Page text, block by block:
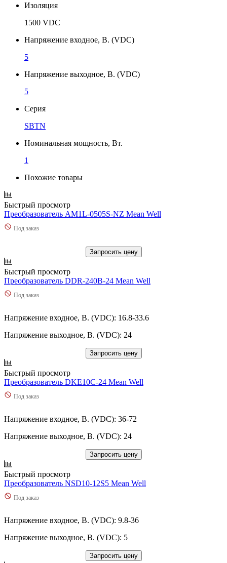
Изоляция
1500 VDC
Напряжение входное, В. (VDC)
5
Напряжение выходное, В. (VDC)
5
Серия
SBTN
Номинальная мощность, Вт.
1
Похожие товары
Быстрый просмотр
Преобразователь AM1L-0505S-NZ Mean Well
Под заказ
Запросить цену
Быстрый просмотр
Преобразователь DDR-240B-24 Mean Well
Под заказ
Напряжение входное, В. (VDC): 16.8-33.6
Напряжение выходное, В. (VDC): 24
Запросить цену
Быстрый просмотр
Преобразователь DKE10C-24 Mean Well
Под заказ
Напряжение входное, В. (VDC): 36-72
Напряжение выходное, В. (VDC): 24
Запросить цену
Быстрый просмотр
Преобразователь NSD10-12S5 Mean Well
Под заказ
Напряжение входное, В. (VDC): 9.8-36
Напряжение выходное, В. (VDC): 5
Запросить цену